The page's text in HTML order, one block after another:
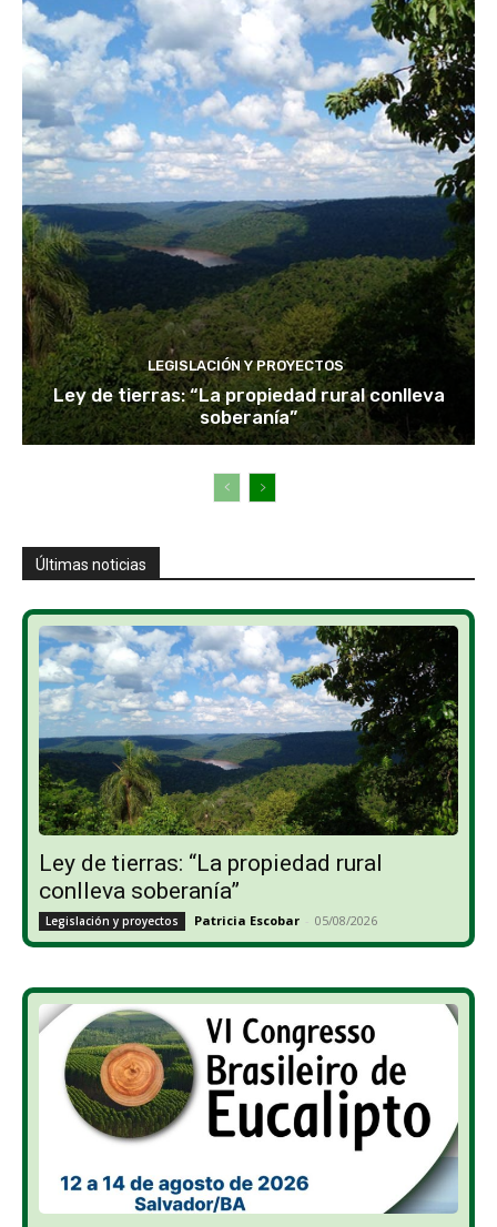
LEGISLACIÓN Y PROYECTOS
Ley de tierras: “La propiedad rural conlleva
soberanía”
Últimas noticias
Ley de tierras: “La propiedad rural
conlleva soberanía”
Legislación y proyectos Patricia Escobar - 05/08/2026